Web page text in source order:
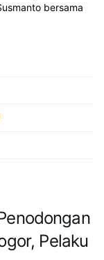
bersama
Pelaku